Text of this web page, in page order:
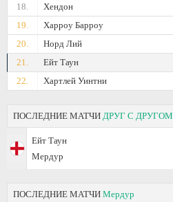
18.
Хендон
19.
Харроу Бaрроу
20.
Норд Лий
21.
Ейт Таун
22.
Хартлей Уинтни
ПОСЛЕДНИЕ МАТЧИ ДРУГ С ДРУГОМ
Ейт Таун
Мeрдур
ПОСЛЕДНИЕ МАТЧИ Мeрдур